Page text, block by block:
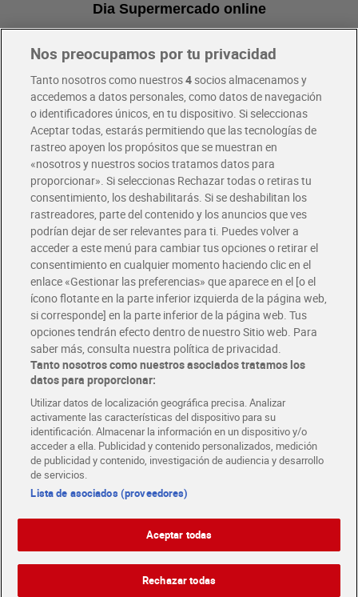
Dia Supermercado online
Pide hoy, recibe hoy
Envío gratis por compras superiores a 100€
Envío estandar por 4,99€
Glovo y Uber Eats
Solicita tu factura de Glovo o Uber Eats
Únete al CLUB Dia
Disfruta las ventajas y ofertas exclusivas.
Descárgate la APP Dia
Folletos y Tiendas
Descubre las mejores ofertas y busca tu tienda más cercana
Tarjeta MaX Dia
Te devuelve hasta 8€/mes de tus compras.
¡Solicita tu tarjeta de crédito aquí!
COMER MEJOR CADA DIA
COLABORA CON DIA ABRE TU TIENDA DIA CORPORATE
Nos preocupamos por tu privacidad
Tanto nosotros como nuestros4socios almacenamos y
accedemos a datos personales, como datos de navegación
o identificadores únicos, en tu dispositivo. Si seleccionas
Aceptar todas, estarás permitiendo que las tecnologías de
rastreo apoyen los propósitos que se muestran en
«nosotros y nuestros socios tratamos datos para
proporcionar». Si seleccionas Rechazar todas o retiras tu
consentimiento, los deshabilitarás. Si se deshabilitan los
rastreadores, parte del contenido y los anuncios que ves
podrían dejar de ser relevantes para ti. Puedes volver a
acceder a este menú para cambiar tus opciones o retirar el
consentimiento en cualquier momento haciendo clic en el
enlace «Gestionar las preferencias» que aparece en el [o el
ícono flotante en la parte inferior izquierda de la página web,
si corresponde] en la parte inferior de la página web. Tus
opciones tendrán efecto dentro de nuestro Sitio web. Para
saber más, consulta nuestra política de privacidad.
Tanto nosotros como nuestros asociados tratamos los
datos para proporcionar:
Utilizar datos de localización geográfica precisa. Analizar
activamente las características del dispositivo para su
identificación. Almacenar la información en un dispositivo y/o
acceder a ella. Publicidad y contenido personalizados, medición
de publicidad y contenido, investigación de audiencia y desarrollo
de servicios.
Lista de asociados (proveedores)
Aceptar todas
Rechazar todas